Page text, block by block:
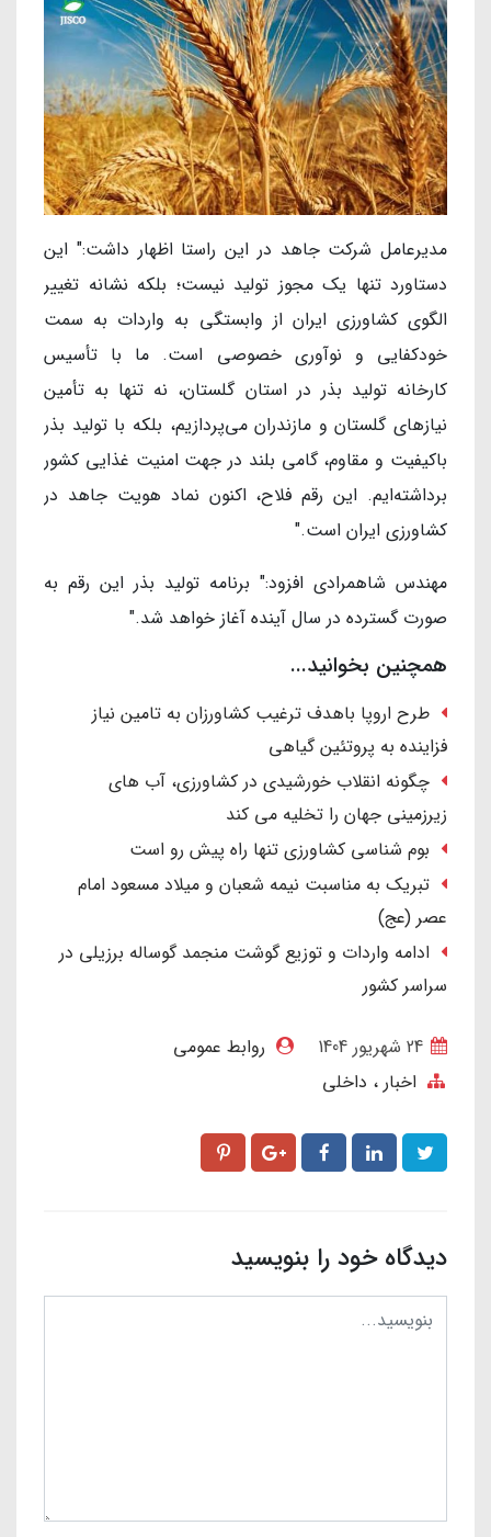
مدیرعامل شرکت جاهد در این راستا اظهار داشت:" این
دستاورد تنها یک مجوز تولید نیست؛ بلکه نشانه تغییر
الگوی کشاورزی ایران از وابستگی به واردات به سمت
خودکفایی و نوآوری خصوصی است. ما با تأسیس
کارخانه تولید بذر در استان گلستان، نه تنها به تأمین
نیازهای گلستان و مازندران می‌پردازیم، بلکه با تولید بذر
باکیفیت و مقاوم، گامی بلند در جهت امنیت غذایی کشور
برداشته‌ایم. این رقم فلاح، اکنون نماد هویت جاهد در
کشاورزی ایران است."
مهندس شاهمرادی افزود:" برنامه تولید بذر این رقم به
صورت گسترده در سال آینده آغاز خواهد شد."
همچنین بخوانید...
طرح اروپا باهدف ترغیب کشاورزان به تامین نیاز
فزاینده به پروتئین گیاهی
چگونه انقلاب خورشیدی در کشاورزی، آب های
زیرزمینی جهان را تخلیه می کند
بوم شناسی کشاورزی تنها راه پیش رو است
تبریک به مناسبت نیمه شعبان و میلاد مسعود امام
عصر (عج)
ادامه واردات و توزیع گوشت منجمد گوساله برزیلی در
سراسر کشور
روابط عمومی
اخبار
داخلی
دیدگاه خود را بنویسید